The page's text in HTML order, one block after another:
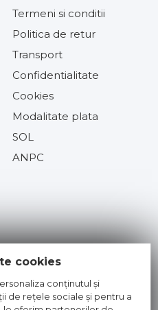
Termeni si conditii
Politica de retur
Transport
Confidentialitate
Cookies
Modalitate plata
SOL
ANPC
cookies
conținutul și
de rețele sociale și pentru a